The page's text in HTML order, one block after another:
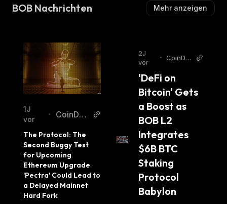
BOB Nachrichten Mehr anzeigen
1J
vor
•
CoinDes
The Protocol: The
Second Buggy Test
for Upcoming
Ethereum Upgrade
'Pectra' Could Lead to
a Delayed Mainnet
Hard Fork
2J
vor
•
CoinDe
'DeFi on
Bitcoin' Gets
a Boost as
BOB L2
Integrates
$6B BTC
Staking
Protocol
Babylon